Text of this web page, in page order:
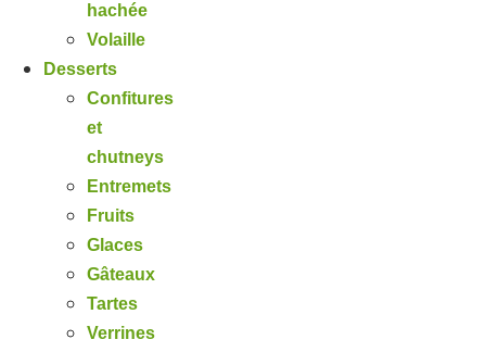
hachée
Volaille
Desserts
Confitures
et
chutneys
Entremets
Fruits
Glaces
Gâteaux
Tartes
Verrines